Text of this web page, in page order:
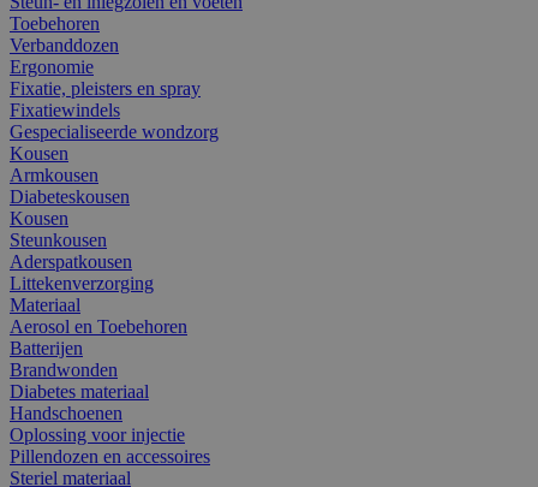
Toebehoren
Verbanddozen
Ergonomie
Fixatie, pleisters en spray
Fixatiewindels
Gespecialiseerde wondzorg
Kousen
Armkousen
Diabeteskousen
Kousen
Steunkousen
Aderspatkousen
Littekenverzorging
Materiaal
Aerosol en Toebehoren
Batterijen
Brandwonden
Diabetes materiaal
Handschoenen
Oplossing voor injectie
Pillendozen en accessoires
Steriel materiaal